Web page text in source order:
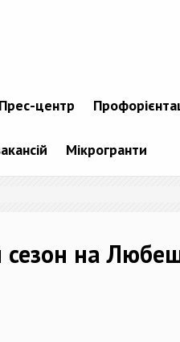
Прес-центр
Мікрогранти
на